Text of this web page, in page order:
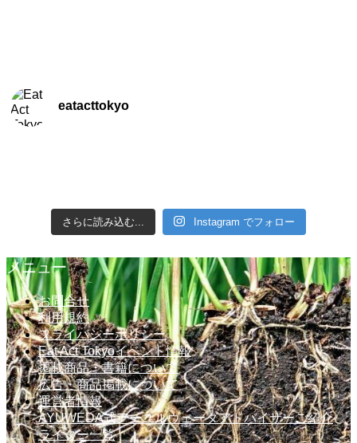
eatacttokyo
さらに読み込む... Instagram でフォロー
メニュー
お問合せ
利用規約
プライバシーポリシー
Eat Act Tokyoイベント情報
掲載商品・書籍について
広告・商品掲載について
運営者情報
AYUWEDA式アーユルヴェーダアドバイザーご紹介
ライター一覧